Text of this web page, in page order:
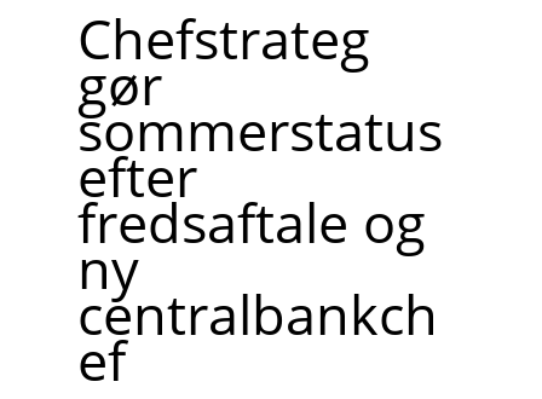
Chefstrateg
gør
sommerstatus
efter
fredsaftale og
ny
centralbankch
ef